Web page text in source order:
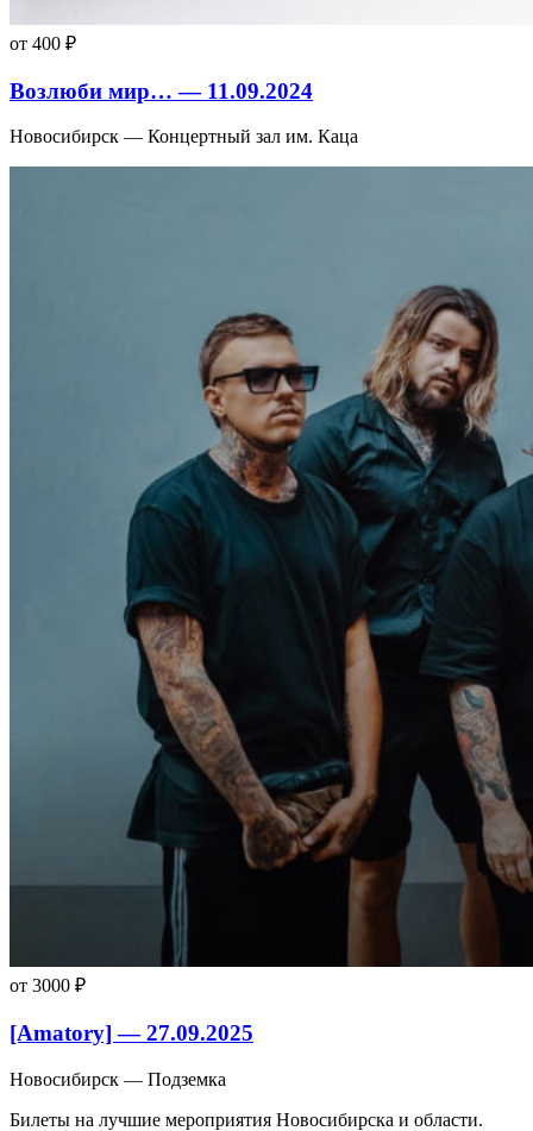
от 400 ₽
Возлюби мир… — 11.09.2024
Новосибирск — Концертный зал им. Каца
от 3000 ₽
[Amatory] — 27.09.2025
Новосибирск — Подземка
Билеты на лучшие мероприятия Новосибирска и области.